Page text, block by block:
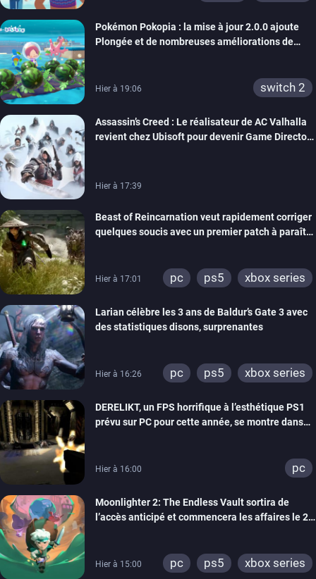
Pokémon Pokopia : la mise à jour 2.0.0 ajoute
Plongée et de nombreuses améliorations de
Hier à 19:06 switch 2
Assassin’s Creed : Le réalisateur de AC Valhalla
revient chez Ubisoft pour devenir Game Director
Hier à 17:39
Beast of Reincarnation veut rapidement corriger
quelques soucis avec un premier patch à paraître
Hier à 17:01 pc ps5 xbox series
Larian célèbre les 3 ans de Baldur’s Gate 3 avec
des statistiques disons, surprenantes
Hier à 16:26 pc ps5 xbox series
DERELIKT, un FPS horrifique à l’esthétique PS1
prévu sur PC pour cette année, se montre dans
Hier à 16:00 pc
Moonlighter 2: The Endless Vault sortira de
l’accès anticipé et commencera les affaires le 2
Hier à 15:00 pc ps5 xbox series